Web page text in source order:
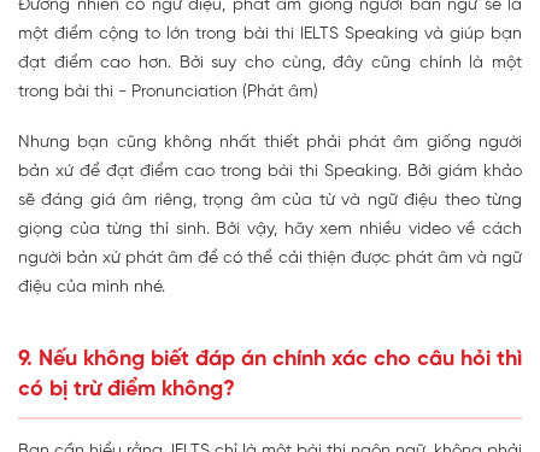
Đương nhiên có ngữ điệu, phát âm giống người bản ngữ sẽ là
một điểm cộng to lớn trong bài thi IELTS Speaking và giúp bạn
đạt điểm cao hơn. Bởi suy cho cùng, đây cũng chính là một
trong bài thi - Pronunciation (Phát âm)
Nhưng bạn cũng không nhất thiết phải phát âm giống người
bản xứ để đạt điểm cao trong bài thi Speaking. Bởi giám khảo
sẽ đáng giá âm riêng, trọng âm của từ và ngữ điệu theo từng
giọng của từng thí sinh. Bởi vậy, hãy xem nhiều video về cách
người bản xứ phát âm để có thể cải thiện được phát âm và ngữ
điệu của mình nhé.
9. Nếu không biết đáp án chính xác cho câu hỏi thì
có bị trừ điểm không?